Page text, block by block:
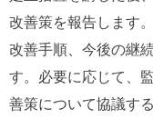
改善策を報告します
改善手順、今後の継
す。必要に応じて、
善策について協議す